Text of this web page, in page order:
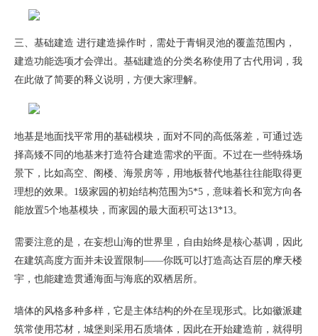
三、基础建造 进行建造操作时，需处于青铜灵池的覆盖范围内，
建造功能选项才会弹出。基础建造的分类名称使用了古代用词，我
在此做了简要的释义说明，方便大家理解。
地基是地面找平常用的基础模块，面对不同的高低落差，可通过选
择高矮不同的地基来打造符合建造需求的平面。不过在一些特殊场
景下，比如高空、阁楼、海景房等，用地板替代地基往往能取得更
理想的效果。1级家园的初始结构范围为5*5，意味着长和宽方向各
能放置5个地基模块，而家园的最大面积可达13*13。
需要注意的是，在妄想山海的世界里，自由始终是核心基调，因此
在建筑高度方面并未设置限制——你既可以打造高达百层的摩天楼
宇，也能建造贯通海面与海底的双栖居所。
墙体的风格多种多样，它是主体结构的外在呈现形式。比如徽派建
筑常使用芯材，城堡则采用石质墙体，因此在开始建造前，就得明